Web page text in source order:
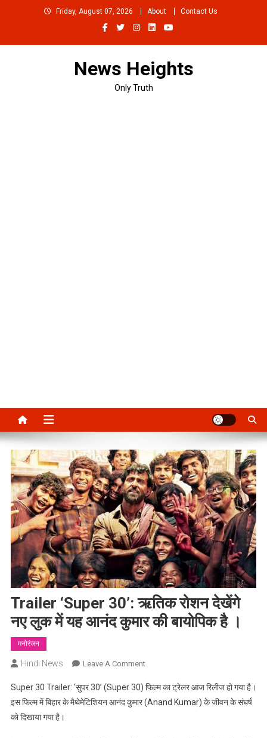
Friday, August 07, 2026 About Contact Us
News Heights
Only Truth
Trailer ‘Super 30’: ऋतिक रोशन देखेंगे
नए लुक में यह आनंद कुमार की बायोपिक है ।
मनोरंजन
Hindi News Leave A CommentOn
‘Super
30’:
Super 30 Trailer: ‘सुपर 30’ (Super 30) फिल्म का ट्रेलर आज रिलीज हो गया है।
इस फिल्म में बिहार के मैथेमेटिशियन आनंद कुमार (Anand Kumar) के जीवन के संघर्ष
को दिखाया गया है।